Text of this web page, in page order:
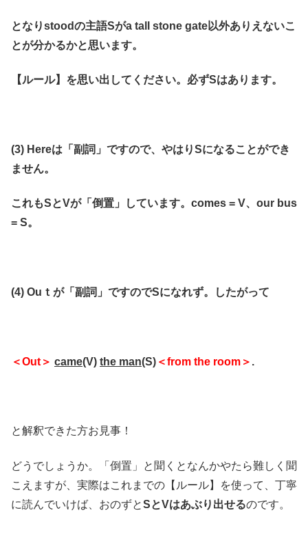
となりstoodの主語Sがa tall stone gate以外ありえないこ
とが分かるかと思います。
【ルール】を思い出してください。必ずSはあります。
(3) Hereは「副詞」ですので、やはりSになることができ
ません。
これもSとVが「倒置」しています。comes = V、our bus
= S。
(4) Ouｔが「副詞」ですのでSになれず。したがって
＜Out＞ came(V) the man(S) ＜from the room＞ .
と解釈できた方お見事！
どうでしょうか。「倒置」と聞くとなんかやたら難しく聞
こえますが、実際はこれまでの【ルール】を使って、丁寧
に読んでいけば、おのずとSとVはあぶり出せるのです。